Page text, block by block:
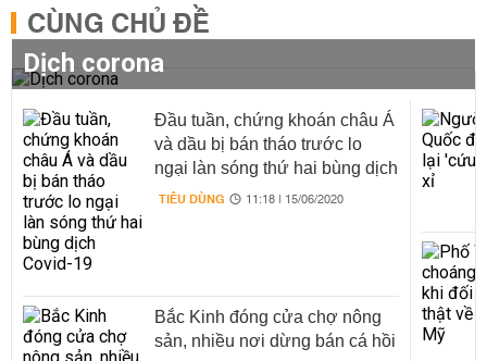
CÙNG CHỦ ĐỀ
Dịch corona
Đầu tuần, chứng khoán châu Á
và dầu bị bán tháo trước lo
ngại làn sóng thứ hai bùng dịch
Covid-19
TIÊU DÙNG 11:18 | 15/06/2020
Bắc Kinh đóng cửa chợ nông
sản, nhiều nơi dừng bán cá hồi